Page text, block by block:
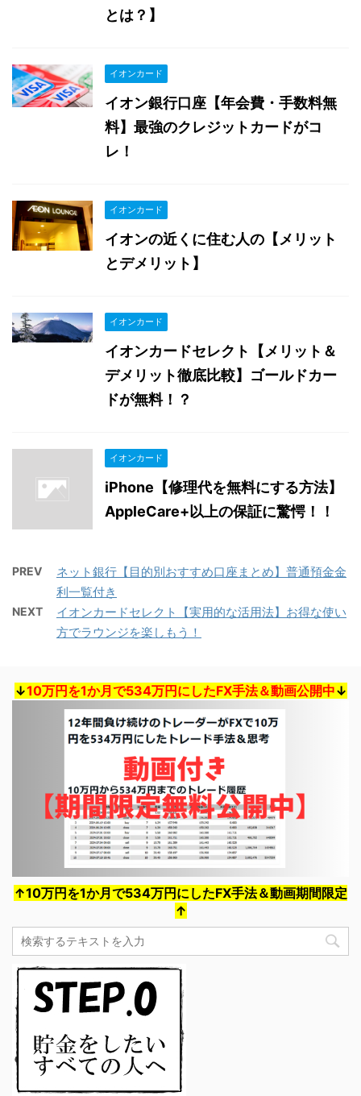
とは？】
イオンカード
イオン銀行口座【年会費・手数料無
料】最強のクレジットカードがコ
レ！
イオンカード
イオンの近くに住む人の【メリット
とデメリット】
イオンカード
イオンカードセレクト【メリット＆
デメリット徹底比較】ゴールドカー
ドが無料！？
イオンカード
iPhone【修理代を無料にする方法】
AppleCare+以上の保証に驚愕！！
PREV
ネット銀行【目的別おすすめ口座まとめ】普通預金金
利一覧付き
NEXT
イオンカードセレクト【実用的な活用法】お得な使い
方でラウンジを楽しもう！
↓10万円を1か月で534万円にしたFX手法＆動画公開中↓
↑10万円を1か月で534万円にしたFX手法＆動画期間限定
↑